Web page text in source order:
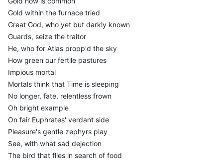
Gold within the furnace tried
Great God, who yet but darkly known
Guards, seize the traitor
He, who for Atlas propp'd the sky
How green our fertile pastures
Impious mortal
Mortals think that Time is sleeping
No longer, fate, relentless frown
Oh bright example
On fair Euphrates' verdant side
Pleasure's gentle zephyrs play
See, with what sad dejection
The bird that flies in search of food